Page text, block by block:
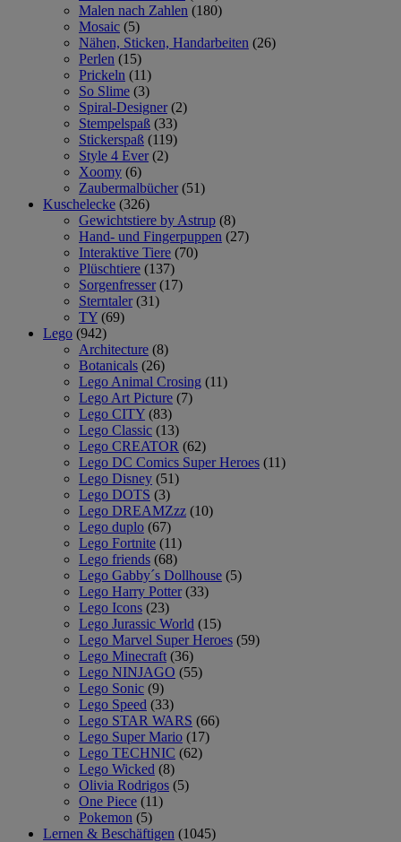
Malen nach Zahlen (180)
Mosaic (5)
Nähen, Sticken, Handarbeiten (26)
Perlen (15)
Prickeln (11)
So Slime (3)
Spiral-Designer (2)
Stempelspaß (33)
Stickerspaß (119)
Style 4 Ever (2)
Xoomy (6)
Zaubermalbücher (51)
Kuschelecke (326)
Gewichtstiere by Astrup (8)
Hand- und Fingerpuppen (27)
Interaktive Tiere (70)
Plüschtiere (137)
Sorgenfresser (17)
Sterntaler (31)
TY (69)
Lego (942)
Architecture (8)
Botanicals (26)
Lego Animal Crosing (11)
Lego Art Picture (7)
Lego CITY (83)
Lego Classic (13)
Lego CREATOR (62)
Lego DC Comics Super Heroes (11)
Lego Disney (51)
Lego DOTS (3)
Lego DREAMZzz (10)
Lego duplo (67)
Lego Fortnite (11)
Lego friends (68)
Lego Gabby´s Dollhouse (5)
Lego Harry Potter (33)
Lego Icons (23)
Lego Jurassic World (15)
Lego Marvel Super Heroes (59)
Lego Minecraft (36)
Lego NINJAGO (55)
Lego Sonic (9)
Lego Speed (33)
Lego STAR WARS (66)
Lego Super Mario (17)
Lego TECHNIC (62)
Lego Wicked (8)
Olivia Rodrigos (5)
One Piece (11)
Pokemon (5)
Lernen & Beschäftigen (1045)